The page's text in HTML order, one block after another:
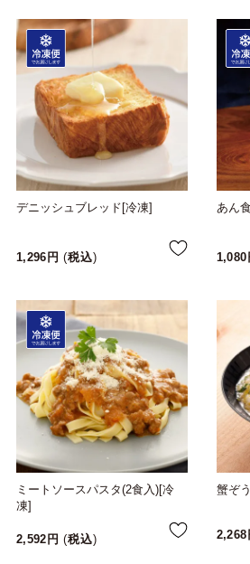
デニッシュブレッド[冷凍]
1,296 税込
あん
1,080
ミートソースパスタ(2食入)[冷
凍]
2,592 税込
蟹ぞ
2,268